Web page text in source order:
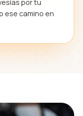
por tu
ese camino en